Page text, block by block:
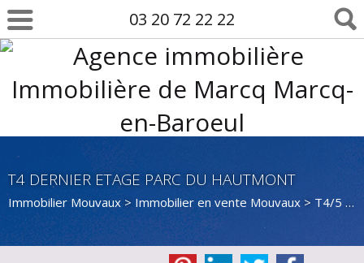
03 20 72 22 22
T4 DERNIER ETAGE PARC DU HAUTMONT
Immobilier Mouvaux > Immobilier en vente Mouvaux > T4/5 en vente Mouvaux